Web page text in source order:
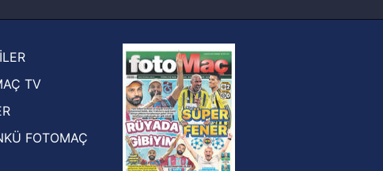
Crespo, Meksika Ligi
Atlas'ın yeni teknik direktörü
TV
FOTOMAÇ